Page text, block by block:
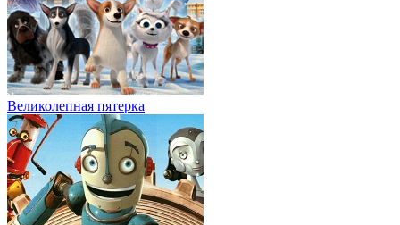
Великолепная пятерка